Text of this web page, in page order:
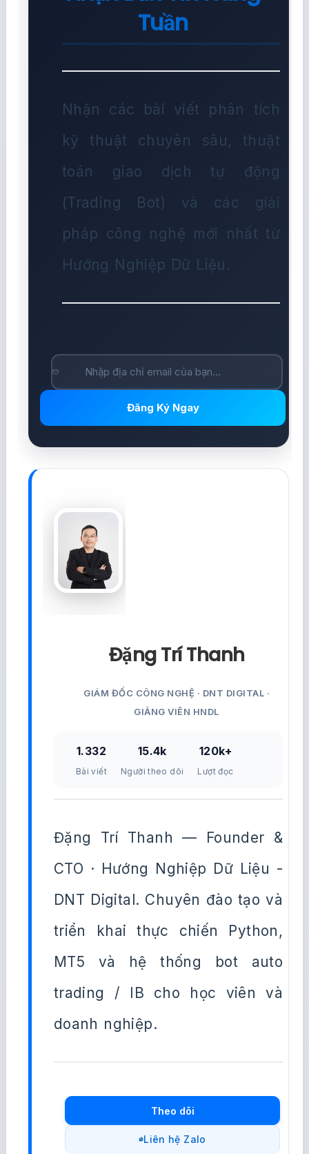
Tuần
Nhận các bài viết phân tích
kỹ thuật chuyên sâu, thuật
toán giao dịch tự động
(Trading Bot) và các giải
pháp công nghệ mới nhất từ
Hướng Nghiệp Dữ Liệu.
Đăng Ký Ngay
Đặng Trí Thanh
GIÁM ĐỐC CÔNG NGHỆ · DNT DIGITAL ·
GIẢNG VIÊN HNDL
1.332
Bài viết
15.4k
Người theo dõi
120k+
Lượt đọc
Đặng Trí Thanh — Founder &
CTO · Hướng Nghiệp Dữ Liệu -
DNT Digital. Chuyên đào tạo và
triển khai thực chiến Python,
MT5 và hệ thống bot auto
trading / IB cho học viên và
doanh nghiệp.
Theo dõi
Liên hệ Zalo